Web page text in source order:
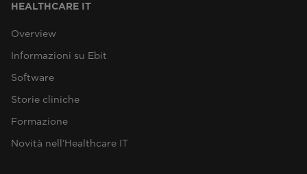
HEALTHCARE IT
Overview
Informazioni su Ebit
Software
Storie cliniche
Formazione
Novità nell’Healthcare IT